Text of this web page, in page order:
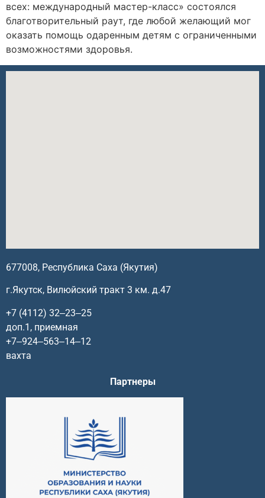
всех: международный мастер-класс» состоялся
благотворительный раут, где любой желающий мог
оказать помощь одаренным детям с ограниченными
возможностями здоровья.
677008, Республика Саха (Якутия)
г.Якутск, Вилюйский тракт 3 км. д.47
+7 (4112) 32‒23‒25
доп.1, приемная
+7‒924‒563‒14‒12
вахта
Партнеры